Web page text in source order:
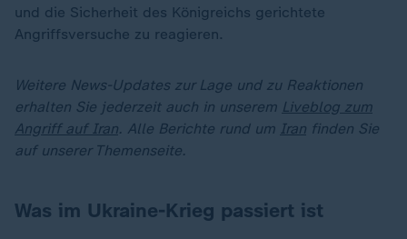
und die Sicherheit des Königreichs gerichtete
Angriffsversuche zu reagieren.
Weitere News-Updates zur Lage und zu Reaktionen
erhalten Sie jederzeit auch in unserem Liveblog zum
Angriff auf Iran. Alle Berichte rund um Iran finden Sie
auf unserer Themenseite.
Was im Ukraine-Krieg passiert ist